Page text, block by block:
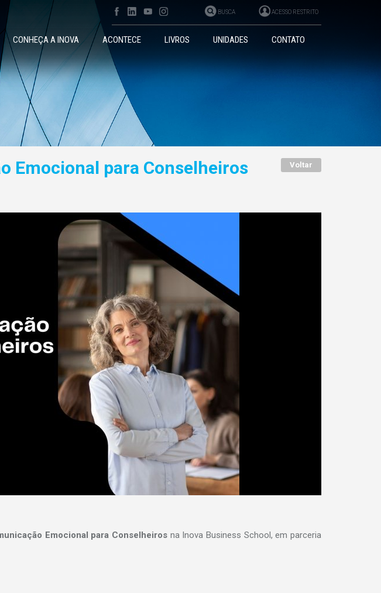
BUSCA ACESSO RESTRITO
CONHEÇA A INOVA ACONTECE LIVROS UNIDADES CONTATO
Voltar
Emocional para Conselheiros
Emocional para Conselheiros na Inova Business School, em parceria